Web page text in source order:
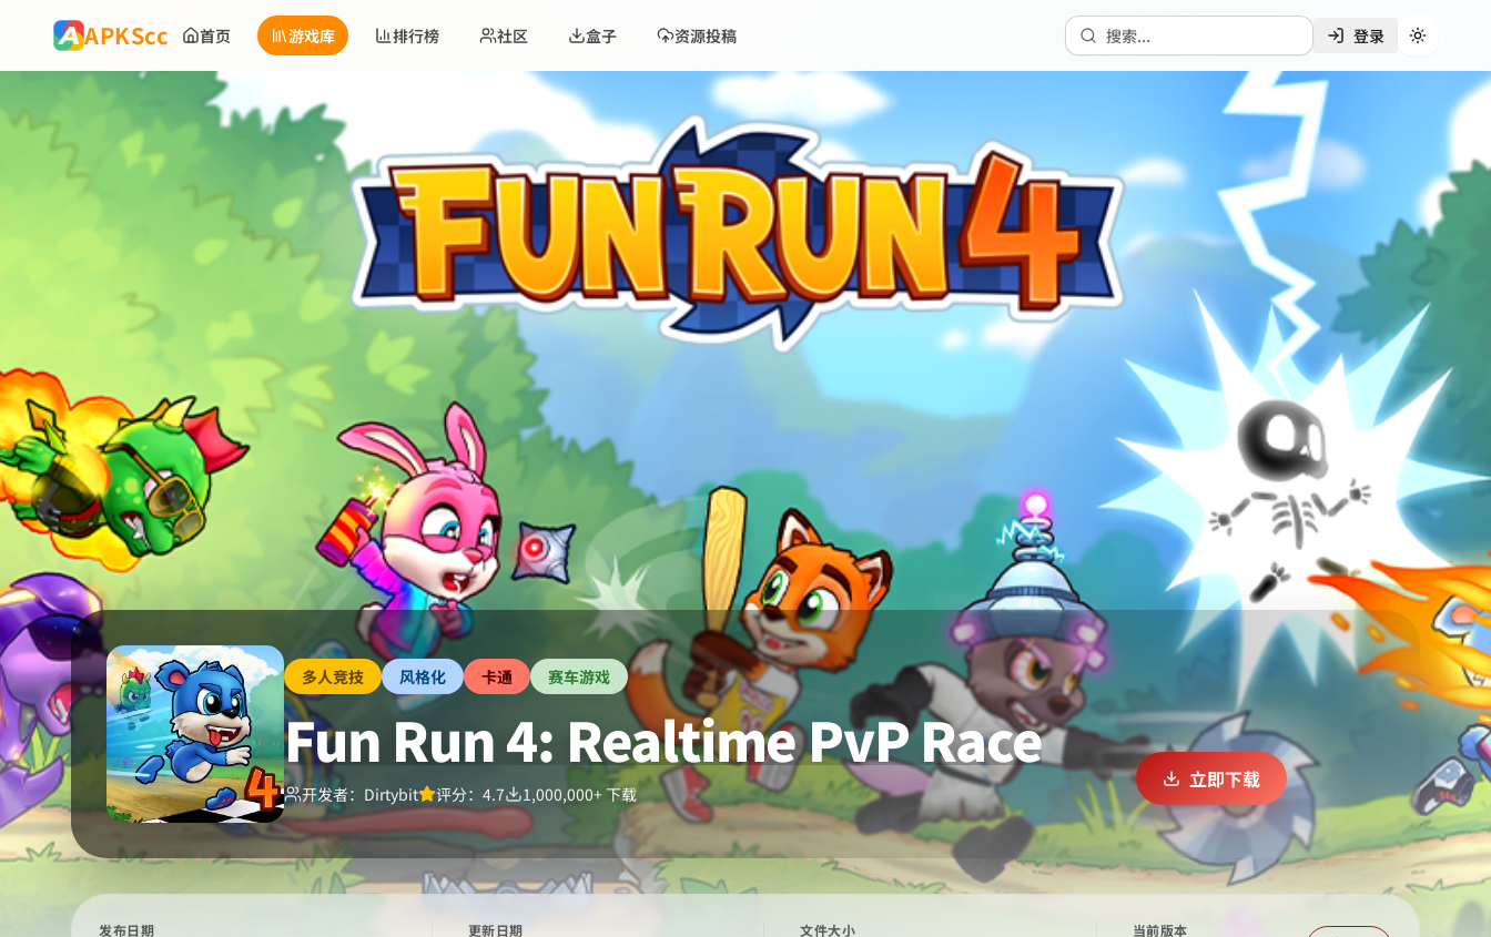
APKScc 首页 游戏库 排行榜 社区 盒子 资源投稿 搜索... 登录 切换主题
多人竞技 风格化 卡通 赛车游戏
Fun Run 4: Realtime PvP Race
开发者： Dirtybit 评分： 4.7 1,000,000+下载
立即下载
发布日期 更新日期 文件大小 当前版本